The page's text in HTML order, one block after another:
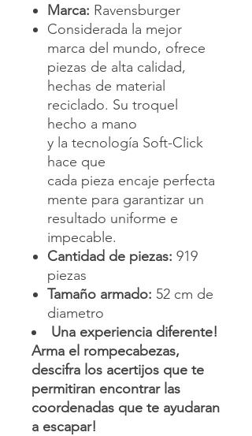
Marca: Ravensburger
Considerada la mejor
marca del mundo, ofrece
piezas de alta calidad,
hechas de material
reciclado. Su troquel
hecho a mano
y la tecnología Soft-Click
hace que
cada pieza encaje perfecta
mente para garantizar un
resultado uniforme e
impecable.
Cantidad de piezas: 919
piezas
Tamaño armado: 52 cm de
diametro
Una experiencia diferente!
Arma el rompecabezas,
descifra los acertijos que te
permitiran encontrar las
coordenadas que te ayudaran
a escapar!